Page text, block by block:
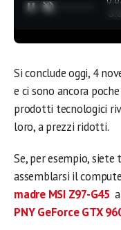
Si conclude oggi, 4
e ci sono ancora
prodotti tecnologici
loro, a prezzi ridotti.
Se, per esempio,
assemblarsi il
madre MSI Z97-G45
PNY GeForce GTX